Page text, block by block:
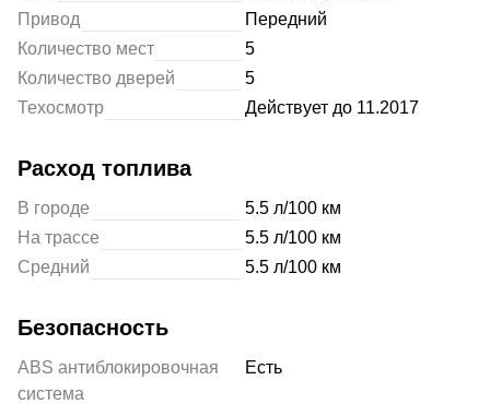
Привод
Передний
Количество мест
5
Количество дверей
5
Техосмотр
Действует до 11.2017
Расход топлива
В городе
5.5 л/100 км
На трассе
5.5 л/100 км
Средний
5.5 л/100 км
Безопасность
ABS антиблокировочная
система
Есть